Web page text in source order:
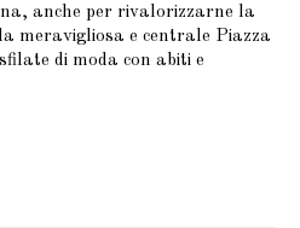
anche per rivalorizzarne la
meravigliosa e centrale Piazza
di moda con abiti e